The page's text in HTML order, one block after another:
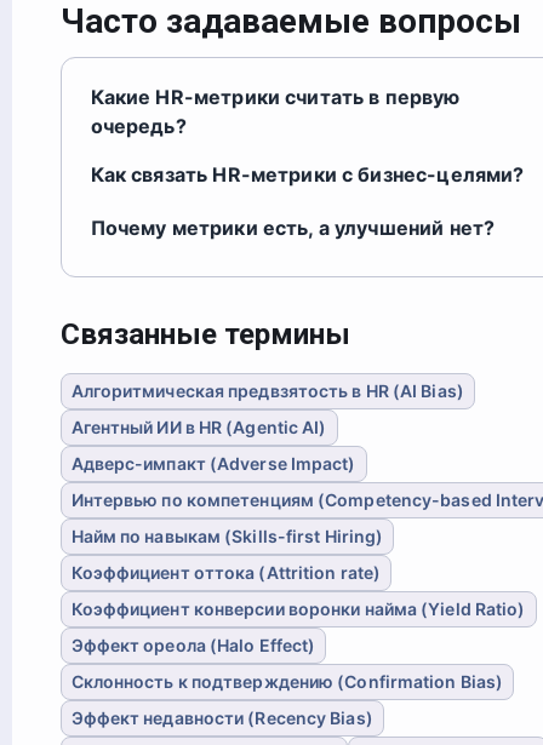
Часто задаваемые вопросы
Какие HR-метрики считать в первую
очередь?
Как связать HR-метрики с бизнес-целями?
Почему метрики есть, а улучшений нет?
Связанные термины
Алгоритмическая предвзятость в HR (AI Bias)
Агентный ИИ в HR (Agentic AI)
Адверс-импакт (Adverse Impact)
Интервью по компетенциям (Competency-based
Найм по навыкам (Skills-first Hiring)
Коэффициент оттока (Attrition rate)
Коэффициент конверсии воронки найма (Yield Ratio)
Эффект ореола (Halo Effect)
Склонность к подтверждению (Confirmation Bias)
Эффект недавности (Recency Bias)